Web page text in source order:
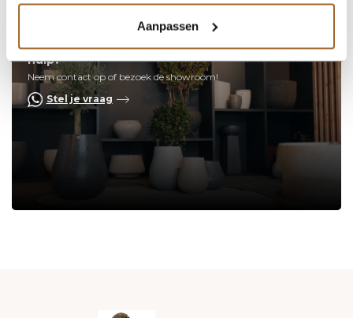
Aanpassen
Op zoek naar een vakkundige
hulp?
Neem contact op of bezoek de showroom!
Stel je vraag